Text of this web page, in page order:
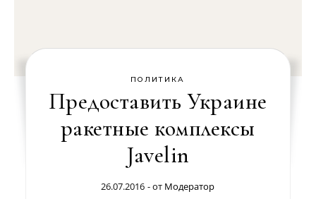
ПОЛИТИКА
Предоставить Украине
ракетные комплексы
Javelin
26.07.2016 - от Модератор